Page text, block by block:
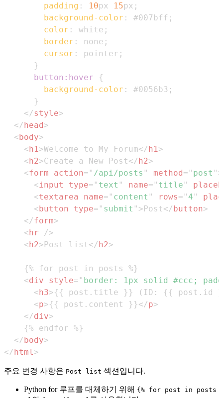
padding : 10px 15px ;
background-color : #007bff ;
color : white ;
border : none ;
cursor : pointer ;
}
button :hover
{
background-color : #0056b3 ;
}
</style>
</head>
<body>
<h1>Welcome to My Forum</h1>
<h2>Create a New Post</h2>
<form action= " /api/posts " method= " post " >
<input type= " text " name= " title "
<textarea name= " content " rows= "4 "
<button type= " submit " >Post</button>
</form>
<hr
/>
<h2>Post list</h2>
<div style= " border : 1px solid #ccc ;
<h3>{{ post.title }} (ID: {{ post.id
<p>{{ post.content }}</p>
</div>
</body>
</html>
주요 변경 사항은 Post list 섹션입니다.
Python for 루프를 대체하기 위해 {% for post in posts